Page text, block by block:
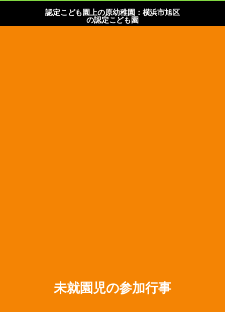
認定こども園上の原幼稚園：横浜市旭区
の認定こども園
未就園児の参加行事